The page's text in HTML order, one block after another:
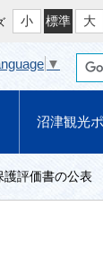
沼津観光
小 標準 大
▼
護評価書の公表